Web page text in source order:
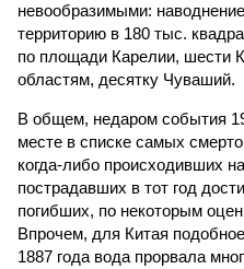
невообразимыми:
территорию в 180 тыс.
по площади Карелии, шести
областям, десятку Чуваший.
В общем, недаром события
месте в списке самых
когда-либо происходивших
пострадавших в тот год
погибших, по некоторым
Впрочем, для Китая
1887 года вода прорвала